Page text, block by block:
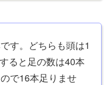
す。どちらも頭は1
ると足の数は40本
で16本足りませ